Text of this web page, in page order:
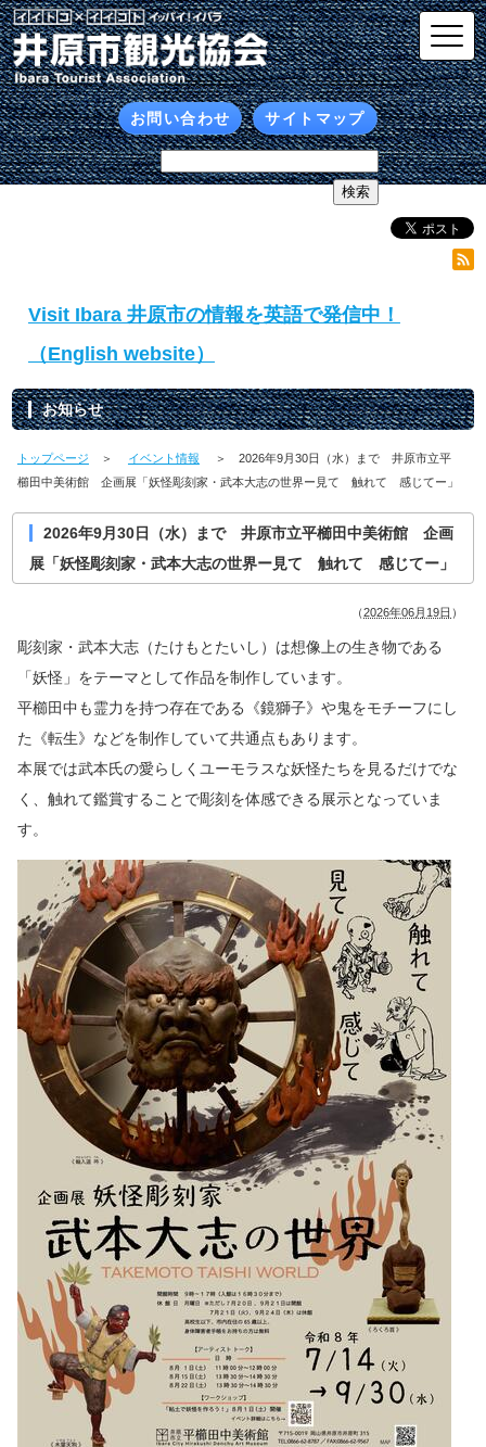
お問い合わせ サイトマップ
Visit Ibara 井原市の情報を英語で発信中！
（English website）
お知らせ
トップページ ＞ イベント情報
＞ 2026年9月30日（水）まで 井原市立平
櫛田中美術館 企画展「妖怪彫刻家・武本大志の世界ー見て 触れて 感じてー」
2026年9月30日（水）まで 井原市立平櫛田中美術館 企画
展「妖怪彫刻家・武本大志の世界ー見て 触れて 感じてー」
（2026年06月19日 ）
彫刻家・武本大志（たけもとたいし）は想像上の生き物である
「妖怪」をテーマとして作品を制作しています。
平櫛田中も霊力を持つ存在である《鏡獅子》や鬼をモチーフにし
た《転生》などを制作していて共通点もあります。
本展では武本氏の愛らしくユーモラスな妖怪たちを見るだけでな
く、触れて鑑賞することで彫刻を体感できる展示となっていま
す。